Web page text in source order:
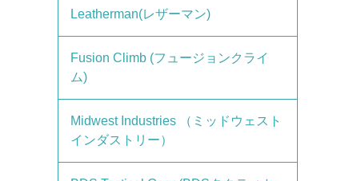
Leatherman(レザーマン)
Fusion Climb (フュージョンクライ
ム)
Midwest Industries （ミッドウェスト
インダストリー）